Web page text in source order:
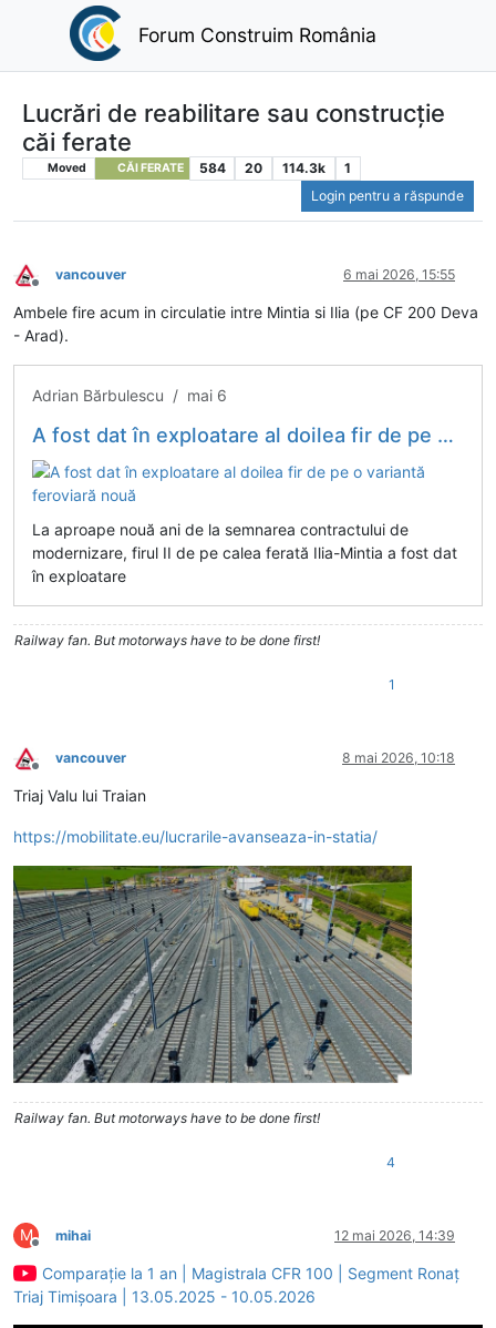
Forum Construim România
Lucrări de reabilitare sau construcție
căi ferate
Moved CĂI FERATE 584 20 114.3k
1
Login pentru a răspunde
Deconectat
vancouver 6 mai 2026, 15:55
Ambele fire acum in circulatie intre Mintia si Ilia (pe CF 200 Deva
- Arad).
Adrian Bărbulescu / mai 6
A fost dat în exploatare al doilea fir de pe o variantă feroviară nouă
La aproape nouă ani de la semnarea contractului de
modernizare, firul II de pe calea ferată Ilia-Mintia a fost dat
în exploatare
Railway fan. But motorways have to be done first!
1
Deconectat
vancouver 8 mai 2026, 10:18
Triaj Valu lui Traian
https://mobilitate.eu/lucrarile-avanseaza-in-statia/
Railway fan. But motorways have to be done first!
4
M
Deconectat
mihai 12 mai 2026, 14:39
Comparație la 1 an | Magistrala CFR 100 | Segment Ronaț
Triaj Timișoara | 13.05.2025 - 10.05.2026